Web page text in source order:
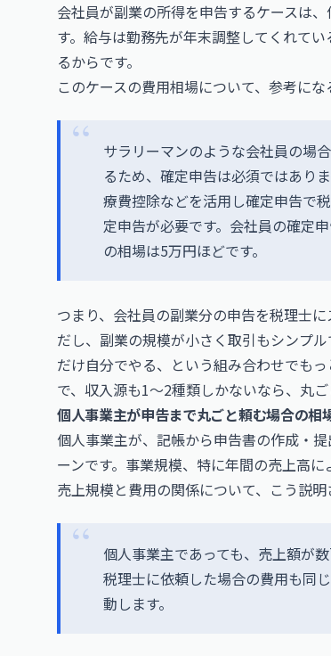
会社員が副業の所得を申告するケースは
す。給与は勤務先が年末調整してくれて
るからです。
このケースの費用相場について、参考にな
サラリーマンのような会社員の場
るため、確定申告は必須ではあり
療費控除などを活用し確定申告で
定申告が必要です。会社員の確定
の相場は5万円ほどです。
つまり、会社員の副業分の申告を税理士に
だし、副業の規模が小さく取引もシンプ
だけ自分でやる、という組み合わせでも
で、収入源も1〜2種類しかないなら、丸
個人事業主が申告まで丸ごと頼む場合の相
個人事業主が、記帳から申告書の作成・
ーンです。事業規模、特に年間の売上高に
売上規模と費用の関係について、こう説明
個人事業主であっても、売上額が
税理士に依頼した場合の費用も同
動します。